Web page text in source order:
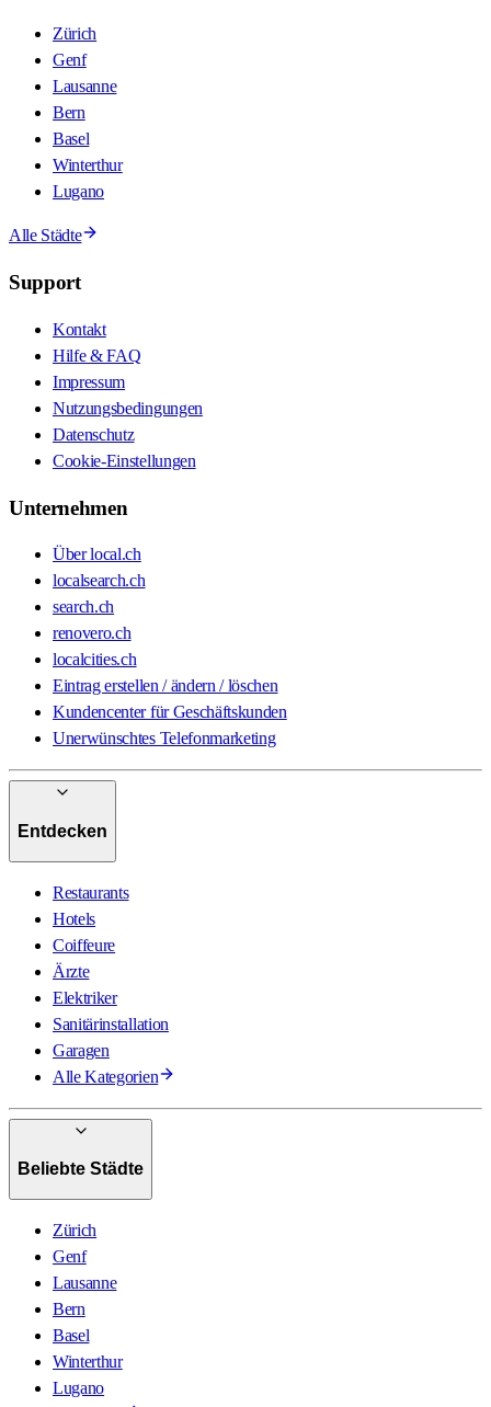
Zürich
Genf
Lausanne
Bern
Basel
Winterthur
Lugano
Alle Städte
Support
Kontakt
Hilfe & FAQ
Impressum
Nutzungsbedingungen
Datenschutz
Cookie-Einstellungen
Unternehmen
Über local.ch
localsearch.ch
search.ch
renovero.ch
localcities.ch
Eintrag erstellen / ändern / löschen
Kundencenter für Geschäftskunden
Unerwünschtes Telefonmarketing
Entdecken
Restaurants
Hotels
Coiffeure
Ärzte
Elektriker
Sanitärinstallation
Garagen
Alle Kategorien
Beliebte Städte
Zürich
Genf
Lausanne
Bern
Basel
Winterthur
Lugano